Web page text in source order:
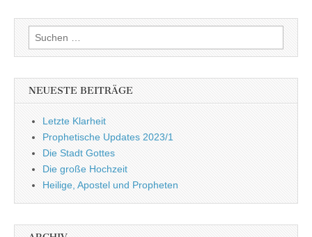
Suchen
nach:
NEUESTE BEITRÄGE
Letzte Klarheit
Prophetische Updates 2023/1
Die Stadt Gottes
Die große Hochzeit
Heilige, Apostel und Propheten